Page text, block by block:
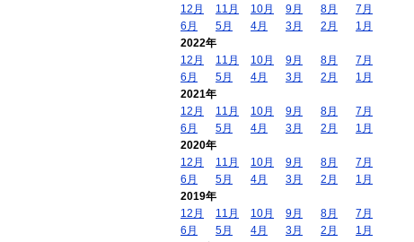
12月
11月 10月 9月 8月
7月
6月
5月 4月 3月 2月
1月
2022年
12月
11月 10月 9月 8月
7月
6月
5月 4月 3月 2月
1月
2021年
12月
11月 10月 9月 8月
7月
6月
5月 4月 3月 2月
1月
2020年
12月
11月 10月 9月 8月
7月
6月
5月 4月 3月 2月
1月
2019年
12月
11月 10月 9月 8月
7月
6月
5月 4月 3月 2月
1月